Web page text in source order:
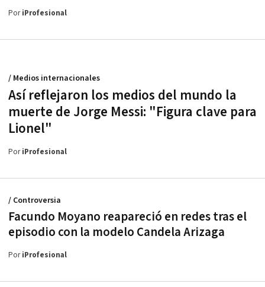
PoriProfesional
Así reflejaron los medios del mundo la
muerte de Jorge Messi: "Figura clave para
Lionel"
/ Medios internacionales
PoriProfesional
Facundo Moyano reapareció en redes tras el
episodio con la modelo Candela Arizaga
/ Controversia
PoriProfesional